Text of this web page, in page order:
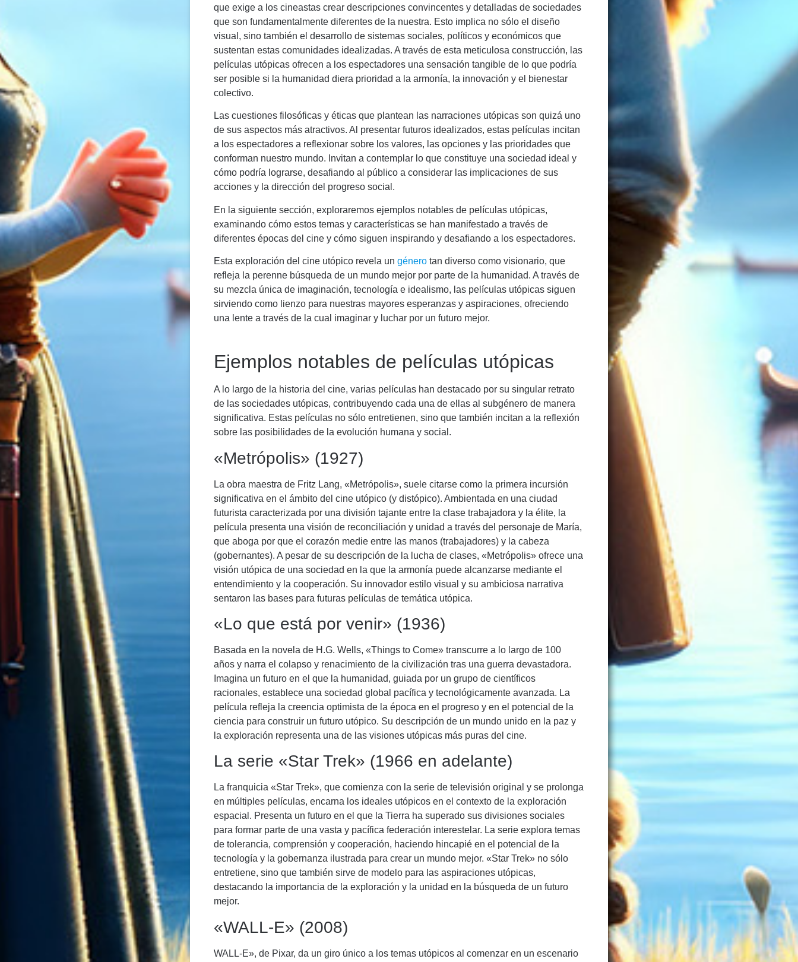
que exige a los cineastas crear descripciones convincentes y detalladas de sociedades
que son fundamentalmente diferentes de la nuestra. Esto implica no sólo el diseño
visual, sino también el desarrollo de sistemas sociales, políticos y económicos que
sustentan estas comunidades idealizadas. A través de esta meticulosa construcción, las
películas utópicas ofrecen a los espectadores una sensación tangible de lo que podría
ser posible si la humanidad diera prioridad a la armonía, la innovación y el bienestar
colectivo.
Las cuestiones filosóficas y éticas que plantean las narraciones utópicas son quizá uno
de sus aspectos más atractivos. Al presentar futuros idealizados, estas películas incitan
a los espectadores a reflexionar sobre los valores, las opciones y las prioridades que
conforman nuestro mundo. Invitan a contemplar lo que constituye una sociedad ideal y
cómo podría lograrse, desafiando al público a considerar las implicaciones de sus
acciones y la dirección del progreso social.
En la siguiente sección, exploraremos ejemplos notables de películas utópicas,
examinando cómo estos temas y características se han manifestado a través de
diferentes épocas del cine y cómo siguen inspirando y desafiando a los espectadores.
Esta exploración del cine utópico revela ungénero tan diverso como visionario, que
refleja la perenne búsqueda de un mundo mejor por parte de la humanidad. A través de
su mezcla única de imaginación, tecnología e idealismo, las películas utópicas siguen
sirviendo como lienzo para nuestras mayores esperanzas y aspiraciones, ofreciendo
una lente a través de la cual imaginar y luchar por un futuro mejor.
Ejemplos notables de películas utópicas
A lo largo de la historia del cine, varias películas han destacado por su singular retrato
de las sociedades utópicas, contribuyendo cada una de ellas al subgénero de manera
significativa. Estas películas no sólo entretienen, sino que también incitan a la reflexión
sobre las posibilidades de la evolución humana y social.
«Metrópolis» (1927)
La obra maestra de Fritz Lang, «Metrópolis», suele citarse como la primera incursión
significativa en el ámbito del cine utópico (y distópico). Ambientada en una ciudad
futurista caracterizada por una división tajante entre la clase trabajadora y la élite, la
película presenta una visión de reconciliación y unidad a través del personaje de María,
que aboga por que el corazón medie entre las manos (trabajadores) y la cabeza
(gobernantes). A pesar de su descripción de la lucha de clases, «Metrópolis» ofrece una
visión utópica de una sociedad en la que la armonía puede alcanzarse mediante el
entendimiento y la cooperación. Su innovador estilo visual y su ambiciosa narrativa
sentaron las bases para futuras películas de temática utópica.
«Lo que está por venir» (1936)
Basada en la novela de H.G. Wells, «Things to Come» transcurre a lo largo de 100
años y narra el colapso y renacimiento de la civilización tras una guerra devastadora.
Imagina un futuro en el que la humanidad, guiada por un grupo de científicos
racionales, establece una sociedad global pacífica y tecnológicamente avanzada. La
película refleja la creencia optimista de la época en el progreso y en el potencial de la
ciencia para construir un futuro utópico. Su descripción de un mundo unido en la paz y
la exploración representa una de las visiones utópicas más puras del cine.
La serie «Star Trek» (1966 en adelante)
La franquicia «Star Trek», que comienza con la serie de televisión original y se prolonga
en múltiples películas, encarna los ideales utópicos en el contexto de la exploración
espacial. Presenta un futuro en el que la Tierra ha superado sus divisiones sociales
para formar parte de una vasta y pacífica federación interestelar. La serie explora temas
de tolerancia, comprensión y cooperación, haciendo hincapié en el potencial de la
tecnología y la gobernanza ilustrada para crear un mundo mejor. «Star Trek» no sólo
entretiene, sino que también sirve de modelo para las aspiraciones utópicas,
destacando la importancia de la exploración y la unidad en la búsqueda de un futuro
mejor.
«WALL-E» (2008)
WALL-E», de Pixar, da un giro único a los temas utópicos al comenzar en un escenario